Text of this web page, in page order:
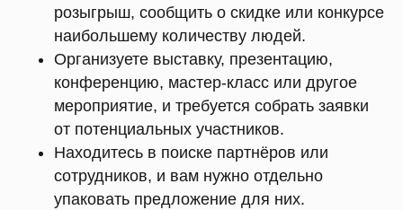
розыгрыш, сообщить о скидке или конкурсе
наибольшему количеству людей.
Организуете выставку, презентацию,
конференцию, мастер-класс или другое
мероприятие, и требуется собрать заявки
от потенциальных участников.
Находитесь в поиске партнёров или
сотрудников, и вам нужно отдельно
упаковать предложение для них.